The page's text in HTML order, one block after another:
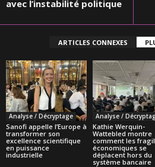
avec l’instabilité politique
ARTICLES CONNEXES
Analyse / Décryptage
Sanofi appelle l’Europe à
transformer son
excellence scientifique
en puissance
industrielle
Analyse /
Kathie Werquin-
Wattebled montre
comment les
économiques se
déplacent hors du
système bancaire